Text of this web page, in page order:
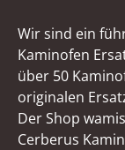
Wir sind ein
Kaminofen
über 50
originalen
Der Shop
Cerberus